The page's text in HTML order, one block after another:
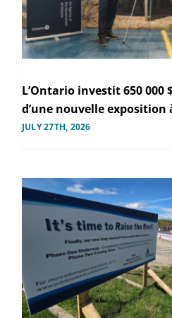
L’Ontario investit 650 000
d’une nouvelle exposition
JULY 27TH, 2026